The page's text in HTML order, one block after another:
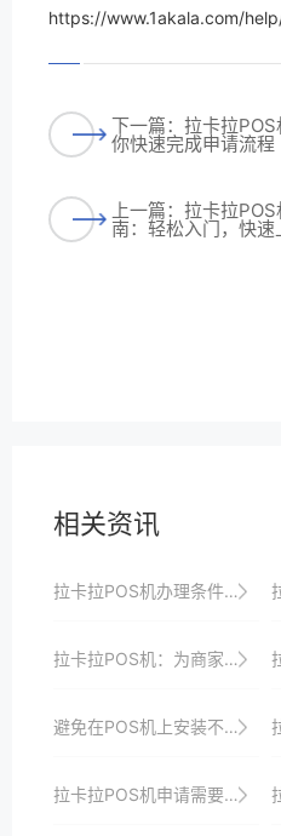
https://www.1akala.com/
下一篇：拉卡拉
你快速完成申请流程
上一篇：拉卡拉
南：轻松入门，快速
相关资讯
拉卡拉POS机办理条件与优惠政策解析：助力商家快速接入支付市场
拉卡拉POS机：为商家带来极致的支付便捷和高效
避免在POS机上安装不必要的插件或扩展。
拉卡拉POS机申请需要哪些材料？一文搞定